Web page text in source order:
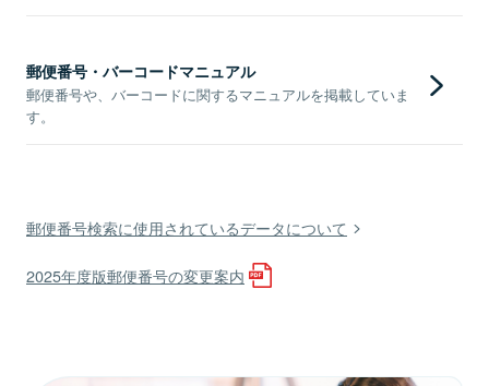
郵便番号・バーコードマニュアル
郵便番号や、バーコードに関するマニュアルを掲載していま
す。
郵便番号検索に使用されているデータについて
2025年度版郵便番号の変更案内